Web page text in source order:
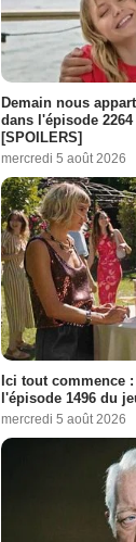
Demain nous
dans l'épisode
[SPOILERS]
mercredi 5 août 2026
Ici tout commence
l'épisode 1496 du
mercredi 5 août 2026